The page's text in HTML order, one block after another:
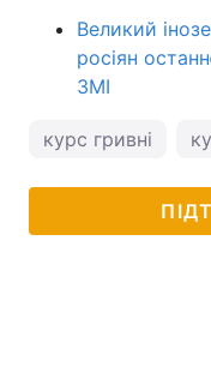
Великий
росіян
ЗМІ
курс гривні